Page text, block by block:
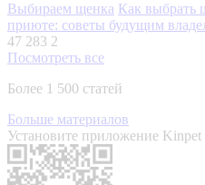
Выбираем щенка Как выбрать
приюте: советы будущим
47 283 2
Посмотреть все
Более 1 500 статей
Больше материалов
Установите приложение Kinpet